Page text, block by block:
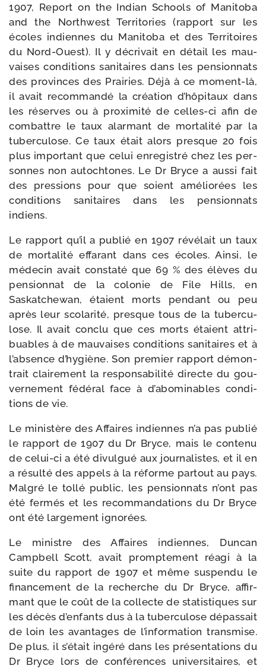
1907, Report on the Indian Schools of Manitoba
and the Northwest Territories (rap­port sur les
écoles indiennes du Manitoba et des Territoires
du Nord-​Ouest). Il y décri­vait en détail les mau­
vaises condi­tions sani­taires dans les pen­sion­nats
des pro­vinces des Prairies. Déjà à ce moment-​là,
il avait recom­man­dé la créa­tion d’hôpitaux dans
les réserves ou à proxi­mi­té de celles-​ci afin de
com­battre le taux alar­mant de mor­ta­li­té par la
tuber­cu­lose. Ce taux était alors presque 20 fois
plus impor­tant que celui enre­gis­tré chez les per­
sonnes non autoch­tones. Le Dr Bryce a aus­si fait
des pres­sions pour que soient amé­lio­rées les
condi­tions sani­taires dans les pen­sion­nats
indiens.
Le rap­port qu’il a publié en 1907 révé­lait un taux
de mor­ta­li­té effa­rant dans ces écoles. Ainsi, le
méde­cin avait consta­té que 69 % des élèves du
pen­sion­nat de la colo­nie de File Hills, en
Saskatchewan, étaient morts pen­dant ou peu
après leur sco­la­ri­té, presque tous de la tuber­cu­
lose. Il avait conclu que ces morts étaient attri­
buables à de mau­vaises condi­tions sani­taires et à
l’absence d’hygiène. Son pre­mier rap­port démon­
trait clai­re­ment la res­pon­sa­bi­li­té directe du gou­
ver­ne­ment fédé­ral face à d’abominables condi­
tions de vie.
Le minis­tère des Affaires indiennes n’a pas publié
le rap­port de 1907 du Dr Bryce, mais le conte­nu
de celui-​ci a été divul­gué aux jour­na­listes, et il en
a résul­té des appels à la réforme par­tout au pays.
Malgré le tol­lé public, les pen­sion­nats n’ont pas
été fer­més et les recom­man­da­tions du Dr Bryce
ont été lar­ge­ment ignorées.
Le ministre des Affaires indiennes, Duncan
Campbell Scott, avait promp­te­ment réagi à la
suite du rap­port de 1907 et même sus­pen­du le
finan­ce­ment de la recherche du Dr Bryce, affir­
mant que le coût de la col­lecte de sta­tis­tiques sur
les décès d’enfants dus à la tuber­cu­lose dépas­sait
de loin les avan­tages de l’information trans­mise.
De plus, il s’était ingé­ré dans les pré­sen­ta­tions du
Dr Bryce lors de confé­rences uni­ver­si­taires, et